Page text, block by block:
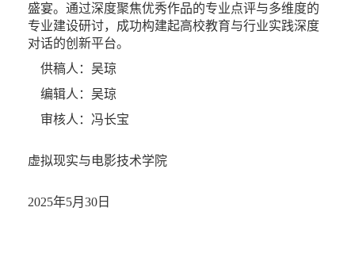
盛宴。通过深度聚焦优秀作品的专业点评与多维度的
专业建设研讨，成功构建起高校教育与行业实践深度
对话的创新平台。
供稿人：吴琼
编辑人：吴琼
审核人：冯长宝
虚拟现实与电影技术学院
2025年5月30日